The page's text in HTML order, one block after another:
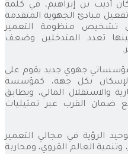
أديب بن إبراهيم، في كلمة
مبادئ الجهوية المتقدمة
أن تشخيص منظومة التعمير
تعدد المتدخلين وضعف
جهوي جديد يقوم على
بكل جهة، كمؤسسة
والاستقلال المالي، ويطابق
مع ضمان القرب عبر تمثيليات
الرؤية في مجالي التعمير
وتنمية العالم القروي، ومحاربة